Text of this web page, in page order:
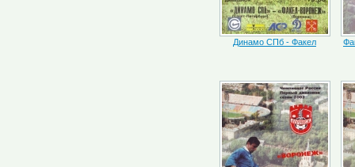
Динамо СПб - Факел